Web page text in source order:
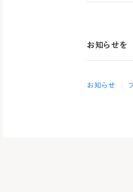
お知らせを
お知らせ